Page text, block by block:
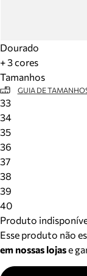
Dourado
+ 3 cores
Tamanhos
GUIA DE
33
34
35
36
37
38
39
40
Produto
Esse produto não
em nossas lojase